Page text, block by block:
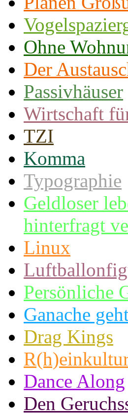
Ohne
Der
Passivhäuser
Wirtschaft
TZI
Komma
Typographie
Geldloser
hinterfragt
Linux
Persönliche
Ganache
Drag Kings
Dance Along
Den